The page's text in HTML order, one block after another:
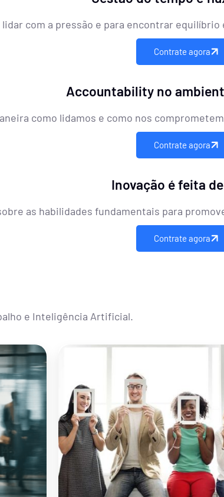
com a pressão e para encontrar
Contrate agora
Accountability no
como lidamos e como nos
Contrate agora
Inovação é feita
as habilidades fundamentais para
Contrate agora
e Inteligência Artificial​.